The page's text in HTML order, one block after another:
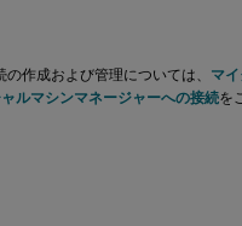
作成および管理については、 マ
ルマシンマネージャーへの接続を